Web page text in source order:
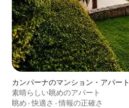
カンパーナのマンション・アパート
素晴らしい眺めのアパート
眺め ·快適さ ·情報の正確さ